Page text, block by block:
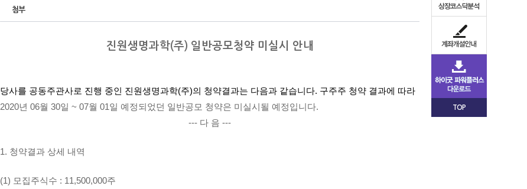
첨부
진원생명과학(주) 일반공모청약 미실시 안내
당사를 공동주관사로 진행 중인 진원생명과학(주)의 청약결과는 다음과 같습니다. 구주주 청약 결과에 따라
2020년 06월 30일 ~ 07월 01일 예정되었던 일반공모 청약은 미실시될 예정입니다.
--- 다 음 ---
1. 청약결과 상세 내역
(1) 모집주식수 : 11,500,000주
TOP